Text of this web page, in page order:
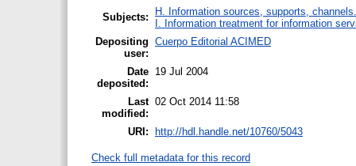
Subjects:
H. Information sources, supports, channels.
I. Information treatment for information
Depositing
user:
Cuerpo Editorial ACIMED
Date
deposited:
19 Jul 2004
Last
modified:
02 Oct 2014 11:58
URI: http://hdl.handle.net/10760/5043
Check full metadata for this record